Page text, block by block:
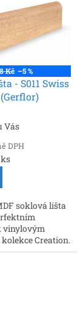
Kč –5 %
- S011 Swiss
Vás
DPH
soklová lišta
vinylovým
Creation.
× 60 × 16 mm.
možnost